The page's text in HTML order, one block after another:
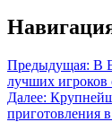
Предыдущая: В
лучших
Далее:
приготовления